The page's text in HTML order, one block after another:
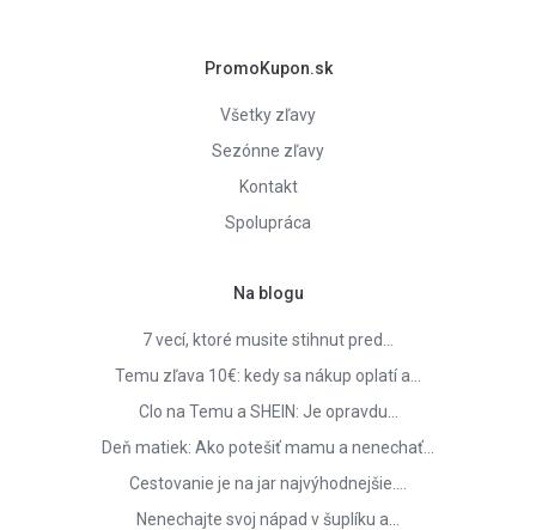
PromoKupon.sk
Všetky zľavy
Sezónne zľavy
Kontakt
Spolupráca
Na blogu
7 vecí, ktoré musite stihnut pred…
Temu zľava 10€: kedy sa nákup oplatí a…
Clo na Temu a SHEIN: Je opravdu…
Deň matiek: Ako potešiť mamu a nenechať…
Cestovanie je na jar najvýhodnejšie.…
Nenechajte svoj nápad v šuplíku a…